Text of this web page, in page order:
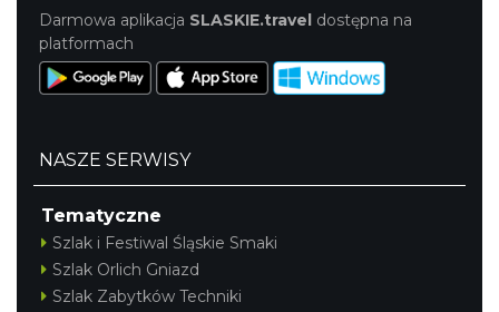
Darmowa aplikacja SLASKIE.travel dostępna na
platformach
NASZE SERWISY
Tematyczne
Szlak i Festiwal Śląskie Smaki
Szlak Orlich Gniazd
Szlak Zabytków Techniki